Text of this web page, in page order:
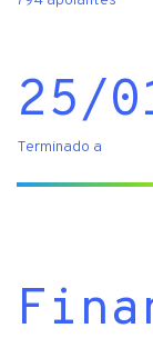
25/
Terminado a